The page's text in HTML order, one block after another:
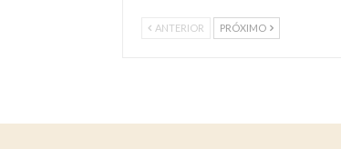
ANTERIOR PRÓXIMO